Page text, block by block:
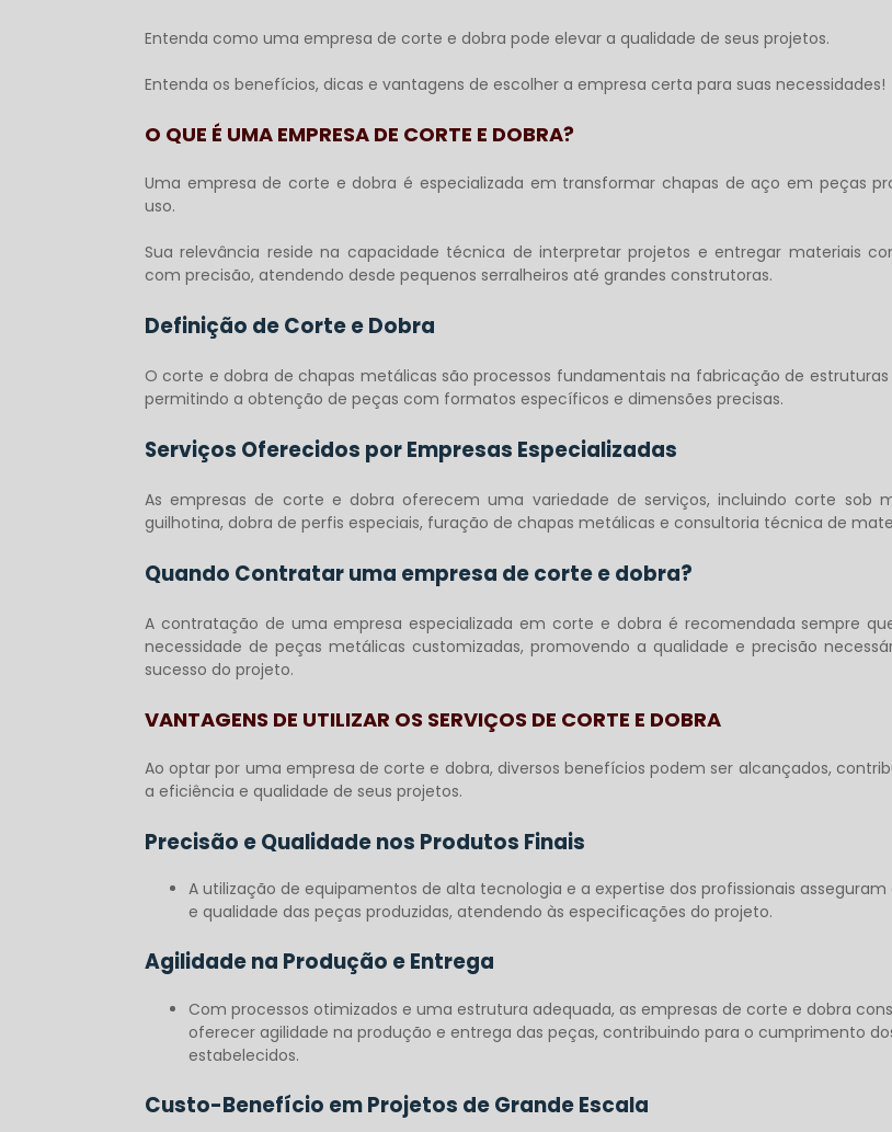
Entenda como uma empresa de corte e dobra pode elevar a qualidade de seus projetos.
Entenda os benefícios, dicas e vantagens de escolher a empresa certa para suas necessidades!
O QUE É UMA EMPRESA DE CORTE E DOBRA?
Uma empresa de corte e dobra é especializada em transformar chapas de aço em peças
uso.
Sua relevância reside na capacidade técnica de interpretar projetos e entregar materiais
com precisão, atendendo desde pequenos serralheiros até grandes construtoras.
Definição de Corte e Dobra
O corte e dobra de chapas metálicas são processos fundamentais na fabricação de
permitindo a obtenção de peças com formatos específicos e dimensões precisas.
Serviços Oferecidos por Empresas Especializadas
As empresas de corte e dobra oferecem uma variedade de serviços, incluindo corte sob
guilhotina, dobra de perfis especiais, furação de chapas metálicas e consultoria técnica de
Quando Contratar uma empresa de corte e dobra?
A contratação de uma empresa especializada em corte e dobra é recomendada sempre
necessidade de peças metálicas customizadas, promovendo a qualidade e precisão
sucesso do projeto.
VANTAGENS DE UTILIZAR OS SERVIÇOS DE CORTE E DOBRA
Ao optar por uma empresa de corte e dobra, diversos benefícios podem ser alcançados,
a eficiência e qualidade de seus projetos.
Precisão e Qualidade nos Produtos Finais
A utilização de equipamentos de alta tecnologia e a expertise dos profissionais asseguram
e qualidade das peças produzidas, atendendo às especificações do projeto.
Agilidade na Produção e Entrega
Com processos otimizados e uma estrutura adequada, as empresas de corte e dobra
oferecer agilidade na produção e entrega das peças, contribuindo para o cumprimento
estabelecidos.
Custo-Benefício em Projetos de Grande Escala